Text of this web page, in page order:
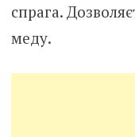
спрага.
меду.